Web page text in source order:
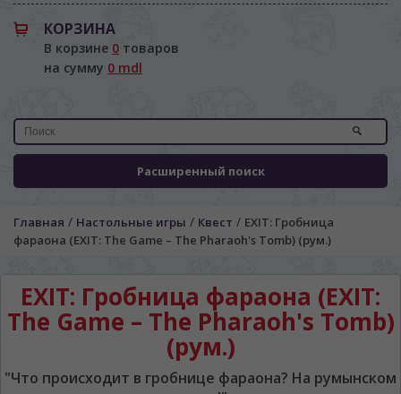
КОРЗИНА
В корзине 0 товаров
на сумму 0 mdl
Расширенный поиск
Главная / Настольные игры / Квест / EXIT: Гробница
фараона (EXIT: The Game – The Pharaoh's Tomb) (рум.)
EXIT: Гробница фараона (EXIT:
The Game – The Pharaoh's Tomb)
(рум.)
"Что происходит в гробнице фараона? На румынском
ЯЗЫК САЙТА / LIMBA SITE-ULUI